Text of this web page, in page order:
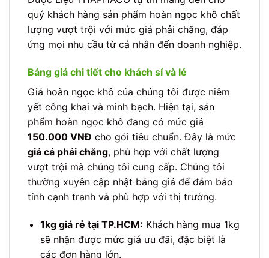
quý khách hàng sản phẩm hoàn ngọc khô chất
lượng vượt trội với mức giá phải chăng, đáp
ứng mọi nhu cầu từ cá nhân đến doanh nghiệp.
Bảng giá chi tiết cho khách sỉ và lẻ
Giá hoàn ngọc khô của chúng tôi được niêm
yết công khai và minh bạch. Hiện tại, sản
phẩm hoàn ngọc khô đang có mức giá
150.000 VNĐ cho gói tiêu chuẩn. Đây là mức
giá cả phải chăng, phù hợp với chất lượng
vượt trội mà chúng tôi cung cấp. Chúng tôi
thường xuyên cập nhật bảng giá để đảm bảo
tính cạnh tranh và phù hợp với thị trường.
1kg giá rẻ tại TP.HCM: Khách hàng mua 1kg
sẽ nhận được mức giá ưu đãi, đặc biệt là
các đơn hàng lớn.